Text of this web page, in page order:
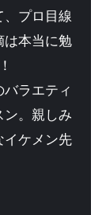
、プロ目線
は本当に勉
ラエティ
ン。親しみ
イケメン先